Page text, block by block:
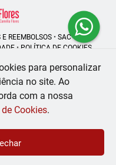
REEMBOLSOS• SAC
• POLÍTICA DE COOKIES
0001-53
- RJ - 20041-002
Desenvolvido por
para personalizar
no site. Ao
com a nossa
Cookies.